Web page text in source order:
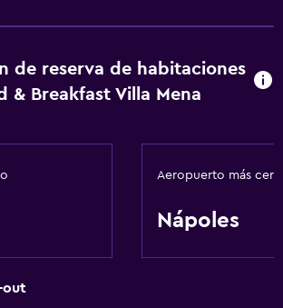
de reserva de habitaciones
& Breakfast Villa Mena
Aeropuerto más
Nápoles
out